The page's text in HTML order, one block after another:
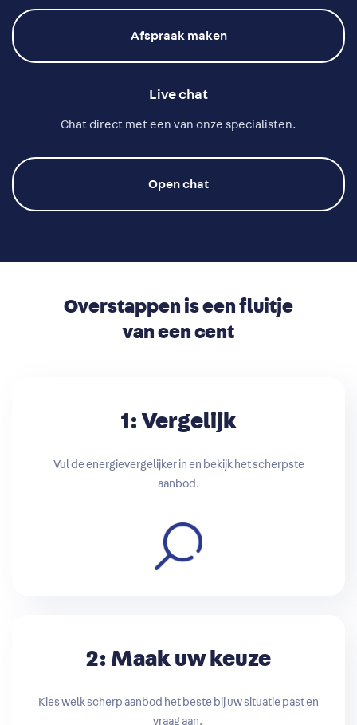
Afspraak maken
Live chat
Chat direct met een van onze specialisten.
Open chat
Overstappen is een fluitje
van een cent
1: Vergelijk
Vul de energievergelijker in en bekijk het scherpste
aanbod.
2: Maak uw keuze
Kies welk scherp aanbod het beste bij uw situatie past en
vraag aan.